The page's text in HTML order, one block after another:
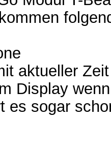
aktueller
Display
es sogar